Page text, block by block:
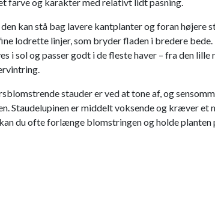
kan stå bag lavere kantplanter og foran højere
lodrette linjer, som bryder fladen i bredere
i sol og passer godt i de fleste haver – fra den
stauder er ved at tone af, og
er middelt voksende og kræver et
du ofte forlænge blomstringen og holde